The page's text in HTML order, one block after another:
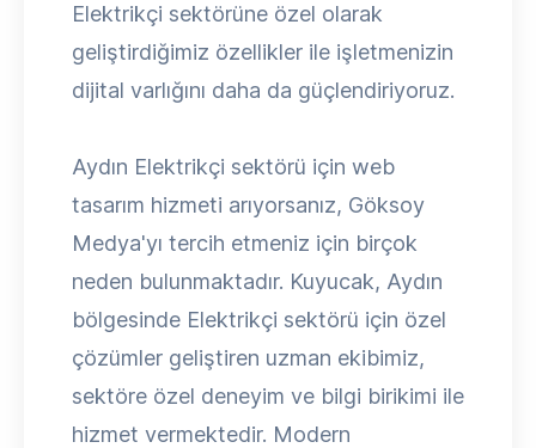
Elektrikçi sektörüne özel olarak
geliştirdiğimiz özellikler ile işletmenizin
dijital varlığını daha da güçlendiriyoruz.
Aydın Elektrikçi sektörü için web
tasarım hizmeti arıyorsanız, Göksoy
Medya'yı tercih etmeniz için birçok
neden bulunmaktadır. Kuyucak, Aydın
bölgesinde Elektrikçi sektörü için özel
çözümler geliştiren uzman ekibimiz,
sektöre özel deneyim ve bilgi birikimi ile
hizmet vermektedir. Modern